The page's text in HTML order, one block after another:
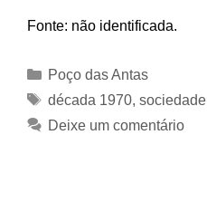
Fonte: não identificada.
Categorias
Poço das Antas
Tags
década 1970, sociedade
Deixe um comentário